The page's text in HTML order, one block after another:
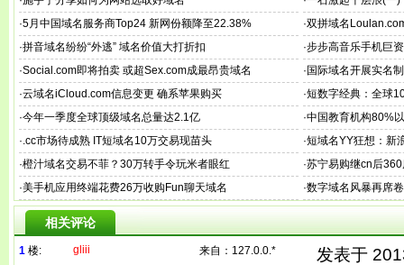
·5月中国域名服务商Top24 新网份额降至22.38% ·双拼域名
·拼音域名纷纷“外逃” 域名价值大打折扣 ·步步高音乐手机巨
·Social.com即将拍卖 或超Sex.com成最昂贵域名 · 国际域名开展实名
·云域名iCloud.com信息变更 确系苹果购买 ·短数字经典：全球
·今年一季度全球顶级域名总量达2.1亿 ·中国教育机构80%
·.cc市场待成熟 IT短域名10万交易现苗头 ·短域名YY狂想：新
·橙汁域名交易不菲？30万转手令玩米者眼红 ·苏宁易购继cn后
·美手机应用终端花费26万收购Fun聊天域名 ·数字域名风暴再席
相关评论
1 楼: gliii 来自： 127.0.0.* 发表于